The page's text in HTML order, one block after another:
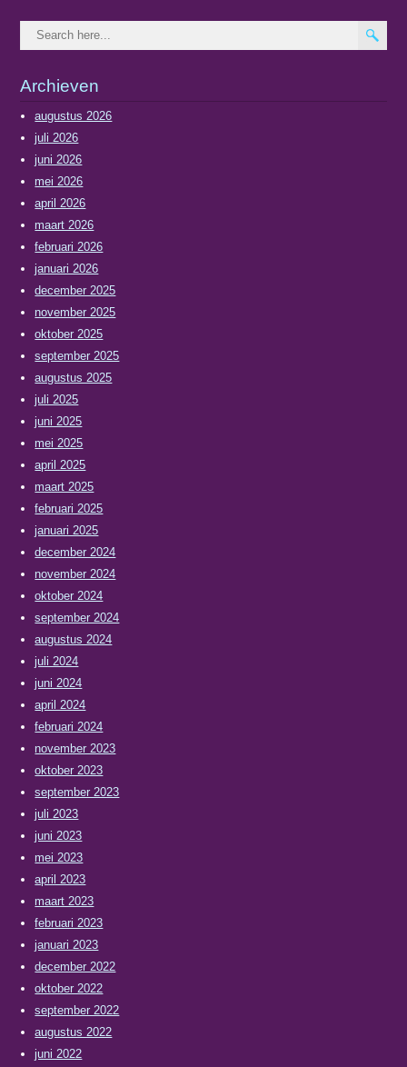
Archieven
augustus 2026
juli 2026
juni 2026
mei 2026
april 2026
maart 2026
februari 2026
januari 2026
december 2025
november 2025
oktober 2025
september 2025
augustus 2025
juli 2025
juni 2025
mei 2025
april 2025
maart 2025
februari 2025
januari 2025
december 2024
november 2024
oktober 2024
september 2024
augustus 2024
juli 2024
juni 2024
april 2024
februari 2024
november 2023
oktober 2023
september 2023
juli 2023
juni 2023
mei 2023
april 2023
maart 2023
februari 2023
januari 2023
december 2022
oktober 2022
september 2022
augustus 2022
juni 2022